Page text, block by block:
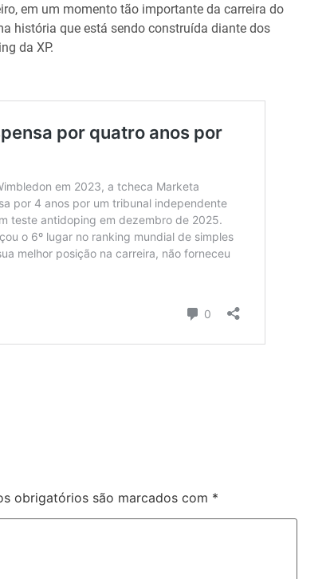
em um momento tão importante da carreira do
história que está sendo construída diante dos
da XP.
obrigatórios são marcados com *